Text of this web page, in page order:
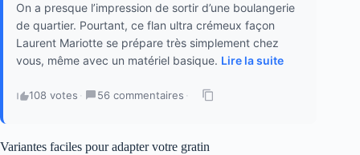
On a presque l’impression de sortir d’une boulangerie
de quartier. Pourtant, ce flan ultra crémeux façon
Laurent Mariotte se prépare très simplement chez
vous, même avec un matériel basique. Lire la suite
108 votes · 56 commentaires ·
Variantes faciles pour adapter votre gratin